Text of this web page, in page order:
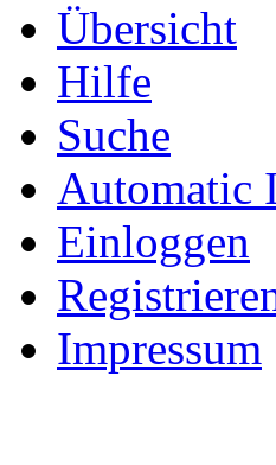
Übersicht
Hilfe
Suche
Automatic
Einloggen
Impressum